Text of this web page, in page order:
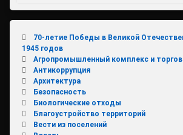
70-летие Победы в Великой
1945 годов
Агропромышленный комплекс и
Антикоррупция
Архитектура
Безопасность
Биологические отходы
Благоустройство территорий
Вести из поселений